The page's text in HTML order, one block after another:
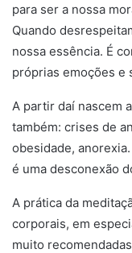
para ser a nossa
Quando
nossa essência. É
próprias emoções e
A partir daí nascem
também: crises de
obesidade,
é uma desconexão
A prática da
corporais, em
muito